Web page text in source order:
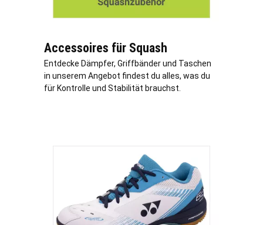
Accessoires für Squash
Entdecke Dämpfer, Griffbänder und Taschen
in unserem Angebot findest du alles, was du
für Kontrolle und Stabilität brauchst.